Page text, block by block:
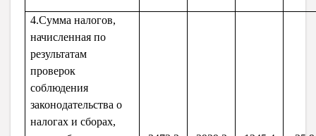
4.Сумма налогов,
начисленная по
результатам
проверок
соблюдения
законодательства о
налогах и сборах,